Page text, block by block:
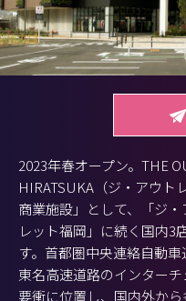
2023年春オープン。THE
HIRATSUKA（ジ・アウト
商業施設」として、「ジ
レット福岡」に続く国内3
す。首都圏中央連絡自動
東名高速道路のインター
要衝に位置し、国内外か